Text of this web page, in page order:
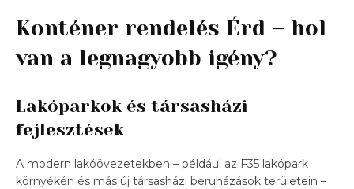
Konténer rendelés Érd – hol
van a legnagyobb igény?
Lakóparkok és társasházi
fejlesztések
A modern lakóövezetekben – például az F35 lakópark
környékén és más új társasházi beruházások területein –